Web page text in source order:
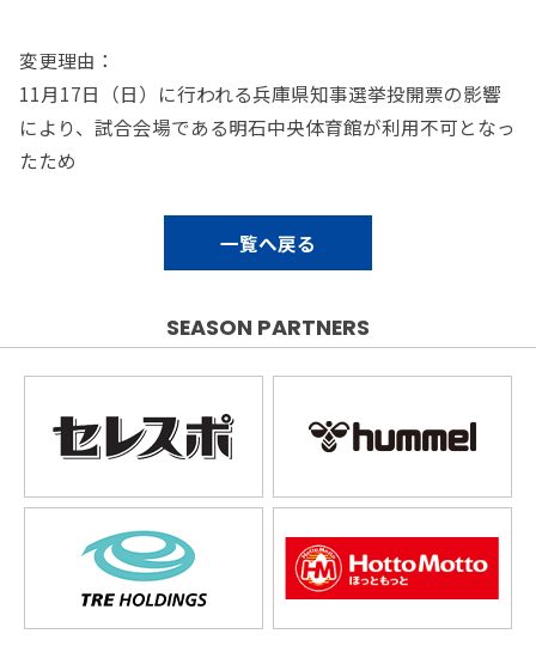
変更理由：
11月17日（日）に行われる兵庫県知事選挙投開票の影響
により、試合会場である明石中央体育館が利用不可となっ
たため
一覧へ戻る
SEASON PARTNERS